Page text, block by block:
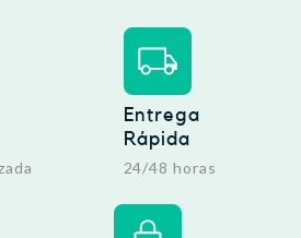
Entrega
Rápida
24/48 horas